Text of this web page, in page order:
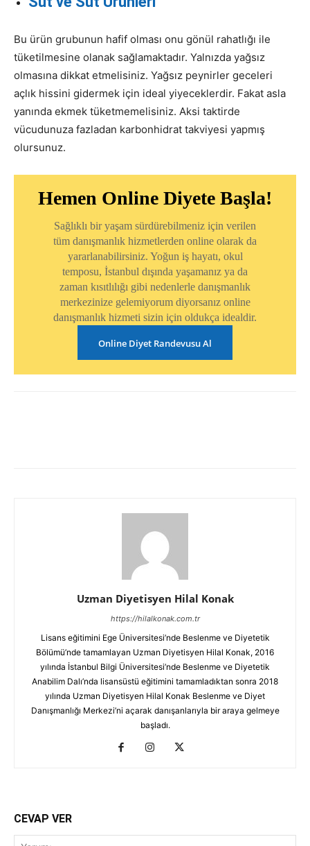
Bu ürün grubunun hafif olması onu gönül rahatlığı ile
tüketilmesine olanak sağlamaktadır. Yalnızda yağsız
olmasına dikkat etmelisiniz. Yağsız peynirler geceleri
açlık hissini gidermek için ideal yiyeceklerdir. Fakat asla
yanında ekmek tüketmemelisiniz. Aksi taktirde
vücudunuza fazladan karbonhidrat takviyesi yapmış
olursunuz.
Hemen Online Diyete Başla!
Sağlıklı bir yaşam sürdürebilmeniz için verilen
tüm danışmanlık hizmetlerden online olarak da
yararlanabilirsiniz. Yoğun iş hayatı, okul
temposu, İstanbul dışında yaşamanız ya da
zaman kısıtlılığı gibi nedenlerle danışmanlık
merkezinize gelemiyorum diyorsanız online
danışmanlık hizmeti sizin için oldukça idealdir.
Online Diyet Randevusu Al
Uzman Diyetisyen Hilal Konak
https://hilalkonak.com.tr
Lisans eğitimini Ege Üniversitesi’nde Beslenme ve Diyetetik
Bölümü’nde tamamlayan Uzman Diyetisyen Hilal Konak, 2016
yılında İstanbul Bilgi Üniversitesi’nde Beslenme ve Diyetetik
Anabilim Dalı’nda lisansüstü eğitimini tamamladıktan sonra 2018
yılında Uzman Diyetisyen Hilal Konak Beslenme ve Diyet
Danışmanlığı Merkezi’ni açarak danışanlarıyla bir araya gelmeye
başladı.
CEVAP VER